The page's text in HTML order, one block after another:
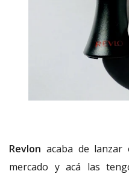
Revlon acaba de
mercado y acá las